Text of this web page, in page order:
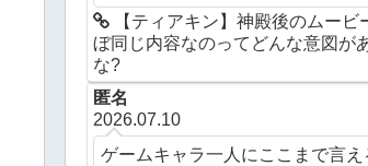
【ティアキン】神殿後のムービ
ぼ同じ内容なのってどんな意図が
な?
匿名
2026.07.10
ゲームキャラ一人にここまで言え